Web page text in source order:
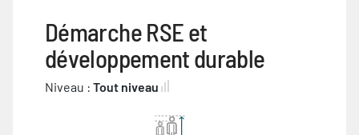
Démarche RSE et
développement durable
Niveau : Tout niveau